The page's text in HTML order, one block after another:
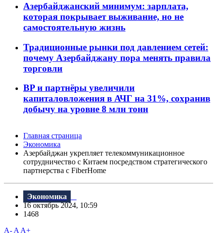
Азербайджанский минимум: зарплата,
которая покрывает выживание, но не
самостоятельную жизнь
Традиционные рынки под давлением сетей:
почему Азербайджану пора менять правила
торговли
BP и партнёры увеличили
капиталовложения в АЧГ на 31%, сохранив
добычу на уровне 8 млн тонн
Главная страница
Экономика
Азербайджан укрепляет телекоммуникационное
сотрудничество с Китаем посредством стратегического
партнерства с FiberHome
Экономика
16 октябрь 2024, 10:59
1468
A- A A+